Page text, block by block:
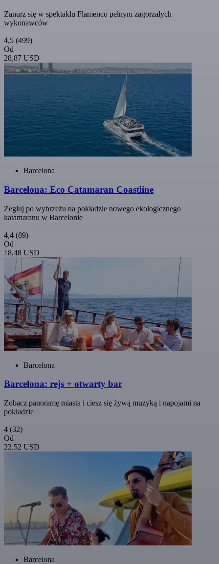
Zanurz się w spektaklu Flamenco pełnym zagorzałych
wykonawców
4,5 (499)
Od
28,87 USD
Barcelona
Barcelona: Eco Catamaran Coastline
Żegluj po wybrzeżu na pokładzie nowego ekologicznego
katamaranu w Barcelonie
4,4 (89)
Od
18,48 USD
Barcelona
Barcelona: rejs + otwarty bar
Zobacz panoramę miasta i ciesz się żywą muzyką i napojami na
pokładzie
4 (32)
Od
22,52 USD
Barcelona